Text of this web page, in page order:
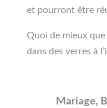
et pourront être
Quoi de mieux
dans des verres à
Mariage,